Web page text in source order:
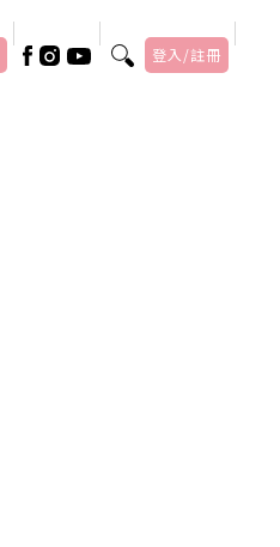
登入/註冊